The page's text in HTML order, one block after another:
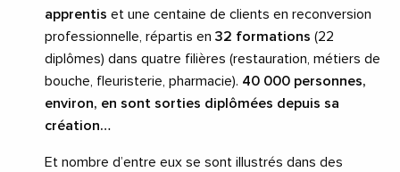
apprentis et une centaine de clients en reconversion
professionnelle, répartis en 32 formations (22
diplômes) dans quatre filières (restauration, métiers de
bouche, fleuristerie, pharmacie). 40 000 personnes,
environ, en sont sorties diplômées depuis sa
création…
Et nombre d’entre eux se sont illustrés dans des